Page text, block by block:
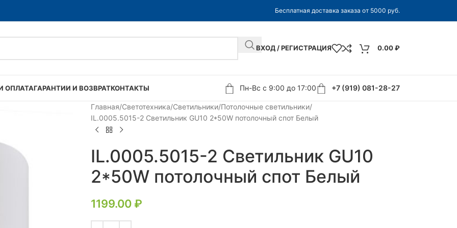
Бесплатная доставка заказа от 5000 руб.
ВХОД / РЕГИСТРАЦИЯ 0.00₽
ОПЛАТАГАРАНТИИ И ВОЗВРАТКОНТАКТЫ Пн-Вс с 9:00 до 17:00 +7 (919) 081-28-27
Главная Светотехника Светильники Потолочные светильники
IL.0005.5015-2 Светильник GU10 2*50W потолочный спот Белый
IL.0005.5015-2 Светильник GU10
2*50W потолочный спот Белый
1199.00 ₽